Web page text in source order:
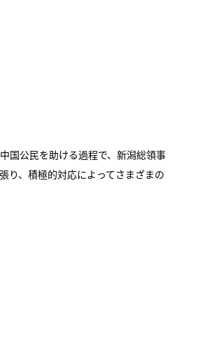
国公民を助ける過程で、新潟総領事
り、積極的対応によってさまざまの